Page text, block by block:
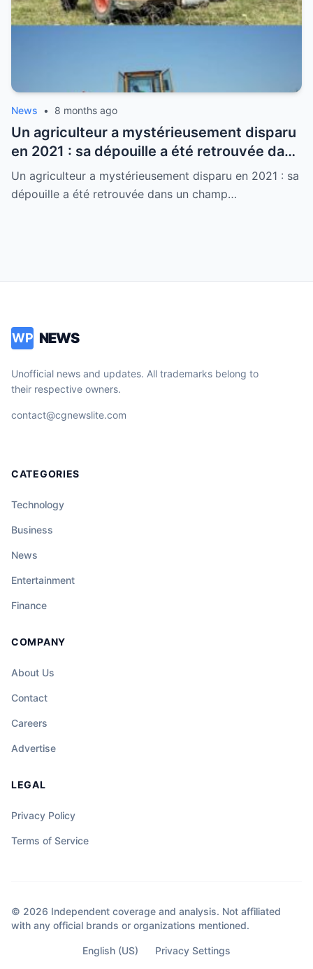
News • 8 months ago
Un agriculteur a mystérieusement disparu
en 2021 : sa dépouille a été retrouvée dans
un champ en Aveyron, laissant tout le
monde sans voix.
Un agriculteur a mystérieusement disparu en 2021 : sa
dépouille a été retrouvée dans un champ…
WP NEWS
Unofficial news and updates. All trademarks belong to
their respective owners.
contact@cgnewslite.com
CATEGORIES
Technology
Business
News
Entertainment
Finance
COMPANY
About Us
Contact
Careers
Advertise
LEGAL
Privacy Policy
Terms of Service
© 2026 Independent coverage and analysis. Not affiliated
with any official brands or organizations mentioned.
English (US) Privacy Settings